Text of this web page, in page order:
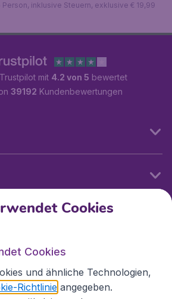
inklusive Steuern, exklusive € 19,99
mit 4.2 von 5 bewertet
39192 Kundenbewertungen
Cookies
Cookies
und ähnliche Technologien,
Richtlinie angegeben.